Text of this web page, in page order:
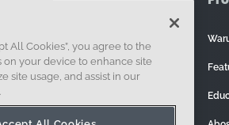
Boston, MA 02210
All Cookies”, you agree to the
on your device to enhance site
site usage, and assist in our